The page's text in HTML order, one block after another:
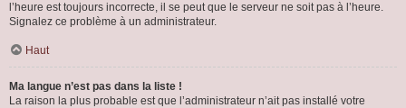
l’heure est toujours incorrecte, il se peut que le serveur ne soit pas à l’heure.
Signalez ce problème à un administrateur.
Haut
Ma langue n’est pas dans la liste !
La raison la plus probable est que l’administrateur n’ait pas installé votre